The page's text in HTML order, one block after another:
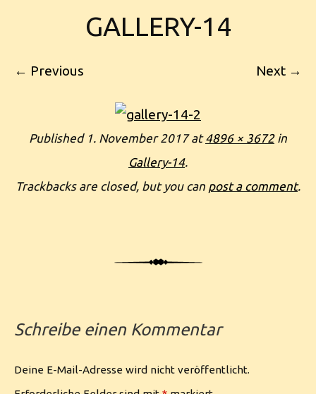
GALLERY-14
← Previous Next →
Published 1. November 2017at4896 × 3672in
Gallery-14.
Trackbacks are closed, but you can post a comment.
Schreibe einen Kommentar
Deine E-Mail-Adresse wird nicht veröffentlicht.